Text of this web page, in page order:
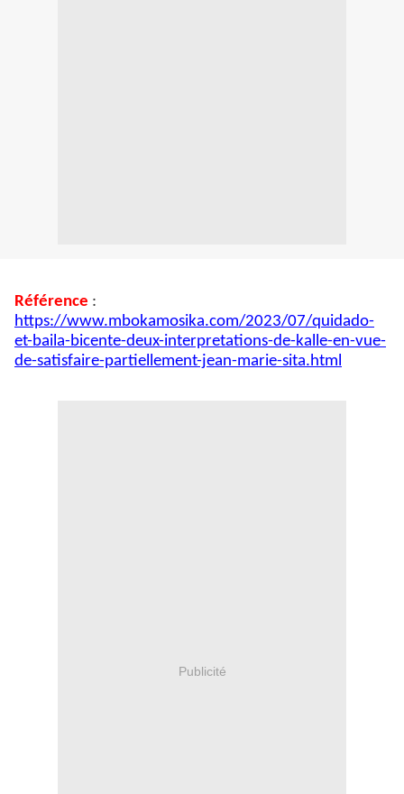
Référence :
https://www.mbokamosika.com/2023/07/quidado-
et-baila-bicente-deux-interpretations-de-kalle-en-vue-
de-satisfaire-partiellement-jean-marie-sita.html
Publicité